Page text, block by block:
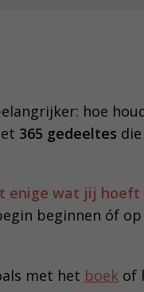
hoe
365 gedeeltes
enige wat jij hoeft
beginnen óf op
met het boek of